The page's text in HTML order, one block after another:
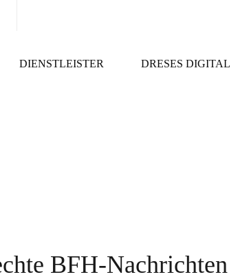
DIENSTLEISTER DRESES DIGITAL
BFH-Nachrichten